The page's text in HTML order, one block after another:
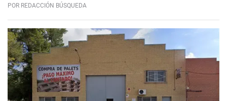
POR REDACCIÓN BÚSQUEDA